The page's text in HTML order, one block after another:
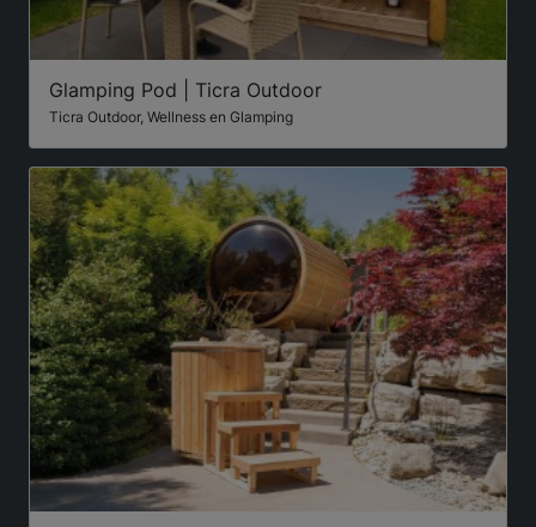
Glamping Pod | Ticra Outdoor
Ticra Outdoor, Wellness en Glamping